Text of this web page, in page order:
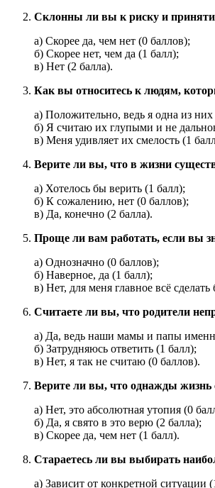
Склонны ли вы к риску и
а) Скорее да, чем нет (0 баллов);
б) Скорее нет, чем да (1 балл);
в) Нет (2 балла).
Как вы относитесь к людям,
а) Положительно, ведь я одна из
б) Я считаю их глупыми и не
в) Меня удивляет их смелость (1
Верите ли вы, что в жизни
а) Хотелось бы верить (1 балл);
б) К сожалению, нет (0 баллов);
в) Да, конечно (2 балла).
Проще ли вам работать, если вы
а) Однозначно (0 баллов);
б) Наверное, да (1 балл);
в) Нет, для меня главное всё сделать
Считаете ли вы, что родители
а) Да, ведь наши мамы и папы
б) Затрудняюсь ответить (1 балл);
в) Нет, я так не считаю (0 баллов).
Верите ли вы, что однажды жизнь
а) Нет, это абсолютная утопия (0
б) Да, я свято в это верю (2 балла);
в) Скорее да, чем нет (1 балл).
Стараетесь ли вы выбирать
а) Зависит от конкретной ситуации